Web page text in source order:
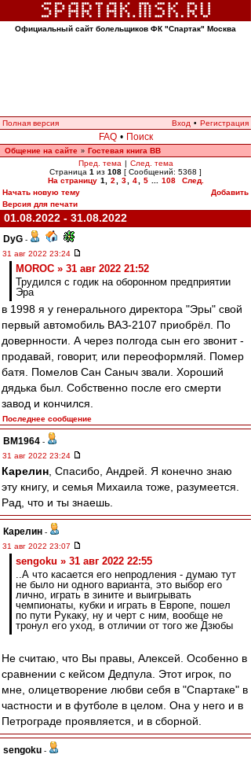
Официальный сайт болельщиков ФК "Спартак" Москва
Полная версия Вход • Регистрация
FAQ • Поиск
Общение на сайте » Гостевая книга ВВ
Пред. тема | След. тема
Страница 1 из 108 [ Сообщений: 5368 ]
На страницу 1 2 3 4 5 108
След.
Начать новую тему
Добавить
Версия для печати
01.08.2022 - 31.08.2022
DyG -
31 авг 2022 23:24
MOROC » 31 авг 2022 21:52
Трудился с годик на оборонном предприятии
Эра
в 1998 я у генерального директора "Эры" свой
первый автомобиль ВАЗ-2107 приобрёл. По
довернности. А через полгода сын его звонит -
продавай, говорит, или переоформляй. Помер
батя. Помелов Сан Саныч звали. Хороший
дядька был. Собственно после его смерти
завод и кончился.
Последнее сообщение
BM1964 -
31 авг 2022 23:24
Карелин , Спасибо, Андрей. Я конечно знаю
эту книгу, и семья Михаила тоже, разумеется.
Рад, что и ты знаешь.
Карелин -
31 авг 2022 23:07
sengoku » 31 авг 2022 22:55
..А что касается его непродления - думаю тут
не было ни одного варианта, это выбор его
лично, играть в зините и выигрывать
чемпионаты, кубки и играть в Европе, пошел
по пути Рукаку, ну и черт с ним, вообще не
тронул его уход, в отличии от того же Дзюбы
Не считаю, что Вы правы, Алексей. Особенно в
сравнении с кейсом Дедпула. Этот игрок, по
мне, олицетворение любви себя в "Спартаке" в
частности и в футболе в целом. Она у него и в
Петрограде проявляется, и в сборной.
sengoku -